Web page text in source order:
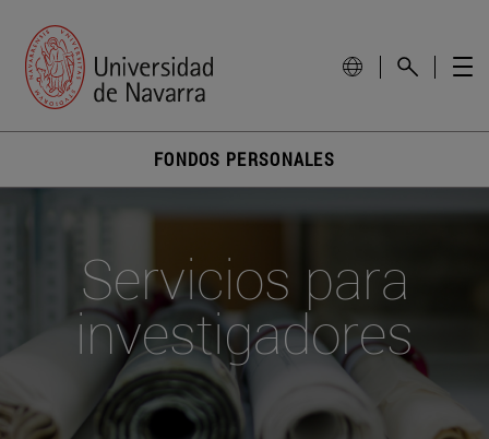
FONDOS PERSONALES
Servicios para
investigadores